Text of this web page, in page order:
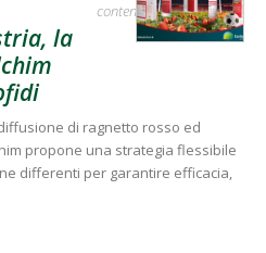
contenuto sponsorizzato
la
di ragnetto rosso ed
propone una strategia flessibile
differenti per garantire efficacia,